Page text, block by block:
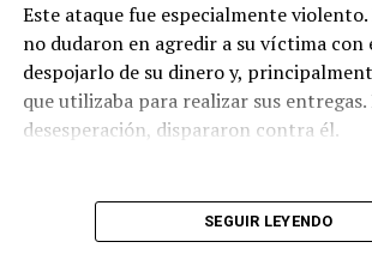
Las críticas hacia el chofer no se han
las redes sociales, donde se cuestiona
empatía y amabilidad en el manejo de la
subrayando que la ley debe ser igual
Este ataque fue especialmente
no dudaron en agredir a su víctima con
despojarlo de su dinero y,
que utilizaba para realizar sus
desesperación, dispararon contra él.
SEGUIR LEYENDO